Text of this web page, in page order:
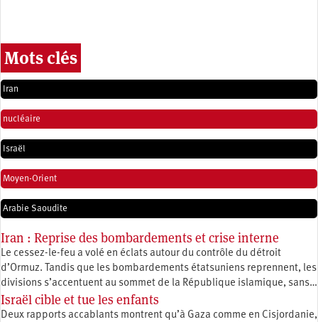
Mots clés
Iran
nucléaire
Israël
Moyen-Orient
Arabie Saoudite
Iran : Reprise des bombardements et crise interne
Le cessez-le-feu a volé en éclats autour du contrôle du détroit
d’Ormuz. Tandis que les bombardements étatsuniens reprennent, les
divisions s’accentuent au sommet de la République islamique, sans…
Israël cible et tue les enfants
Deux rapports accablants montrent qu’à Gaza comme en Cisjordanie,